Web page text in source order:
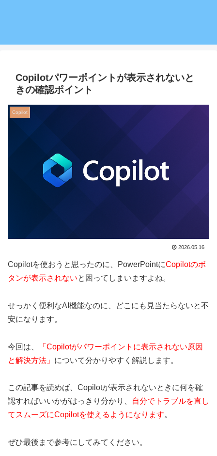
Copilotパワーポイントが表示されないと
きの確認ポイント
Copilot
2026.05.16
Copilotを使おうと思ったのに、PowerPointにCopilotのボ
タンが表示されないと困ってしまいますよね。
せっかく便利なAI機能なのに、どこにも見当たらないと不
安になります。
今回は、
「Copilotがパワーポイントに表示されない原因
と解決方法」 について分かりやすく解説します。
この記事を読めば、Copilotが表示されないときに何を確
認すればいいかがはっきり分かり、
自分でトラブルを直し
てスムーズにCopilotを使えるようになります。
ぜひ最後まで参考にしてみてください。